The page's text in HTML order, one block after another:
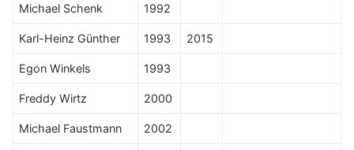
Michael Schenk 1992
Karl-Heinz Günther 1993 2015
Egon Winkels 1993
Freddy Wirtz 2000
Michael Faustmann 2002